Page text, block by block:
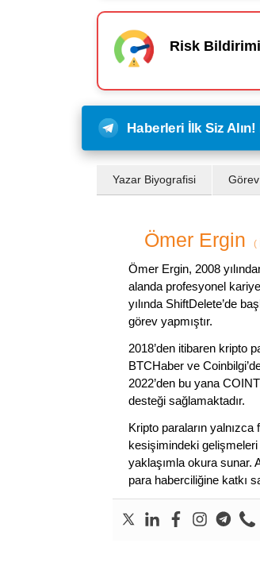
Risk Bildirimi
Haberleri İlk Siz
Yazar Biyografisi
Ömer Ergin (
Ömer Ergin, 2008
alanda profesyonel
yılında ShiftDelete’de
görev yapmıştır.
2018’den itibaren kripto
BTCHaber ve
2022’den bu yana
desteği sağlamaktadır.
Kripto paraların
kesişimindeki
yaklaşımla okura sunar.
para haberciliğine katkı